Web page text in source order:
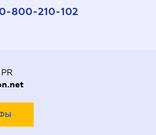
0-800-210-102